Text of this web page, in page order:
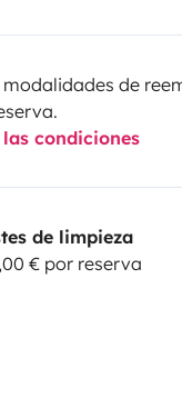
modalidades de
las condiciones
de limpieza
€ por reserva